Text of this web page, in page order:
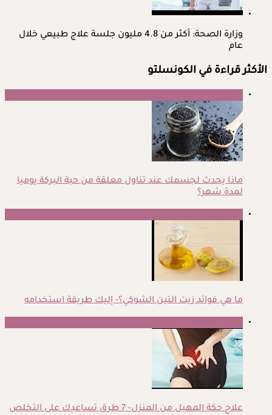
وزارة الصحة: أكثر من 4.8 مليون جلسة علاج طبيعي خلال
عام
الأكثر قراءة في الكونسلتو
ماذا يحدث لجسمك عند تناول معلقة من حبة البركة يوميا
لمدة شهر؟
ما هي فوائد زيت التين الشوكي؟- إليك طريقة استخدامه
علاج حكة المهبل من المنزل- 7 طرق تساعدِك على التخلص